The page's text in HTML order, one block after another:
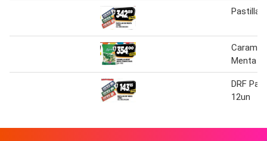
Menta
DRF
12un